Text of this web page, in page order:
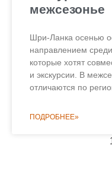
межсезонье
Шри-Ланка осенью
направлением среди
которые хотят
и экскурсии. В
отличаются по
ПОДРОБНЕЕ»